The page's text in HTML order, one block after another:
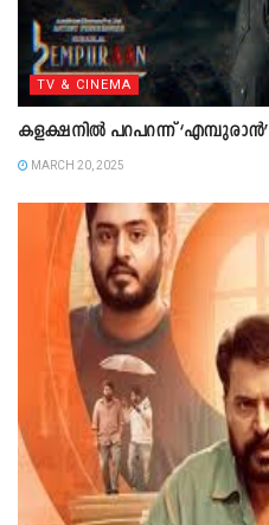
TV & CINEMA
കളക്ഷനില്‍ പറപറന്ന് ‘എമ്പുരാന്‍’
MARCH 20, 2025